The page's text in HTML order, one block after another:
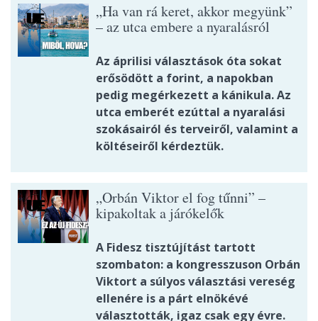
„Ha van rá keret, akkor megyünk”
– az utca embere a nyaralásról
Az áprilisi választások óta sokat
erősödött a forint, a napokban
pedig megérkezett a kánikula. Az
utca emberét ezúttal a nyaralási
szokásairól és terveiről, valamint a
költéseiről kérdeztük.
„Orbán Viktor el fog tűnni” –
kipakoltak a járókelők
A Fidesz tisztújítást tartott
szombaton: a kongresszuson Orbán
Viktort a súlyos választási vereség
ellenére is a párt elnökévé
választották, igaz csak egy évre.